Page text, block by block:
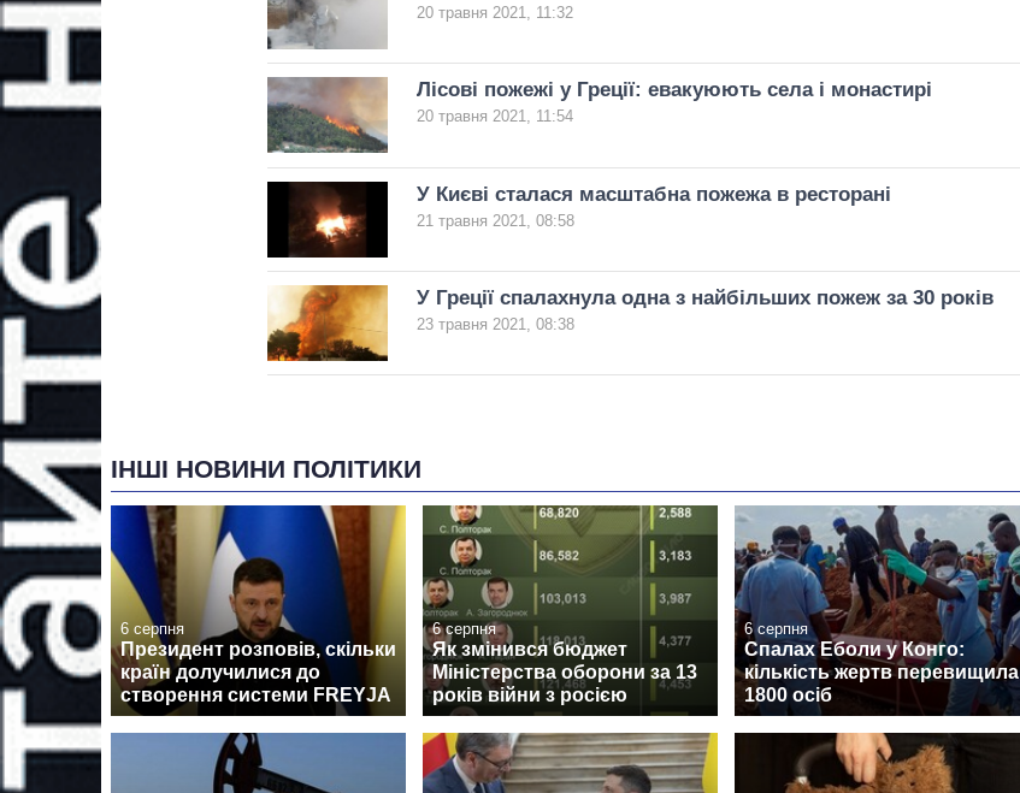
20 травня 2021, 11:32
Лісові пожежі у Греції: евакуюють села і монастирі
20 травня 2021, 11:54
У Києві сталася масштабна пожежа в ресторані
21 травня 2021, 08:58
У Греції спалахнула одна з найбільших пожеж за 30 років
23 травня 2021, 08:38
ІНШІ НОВИНИ ПОЛІТИКИ
6 серпня
Президент розповів, скільки
країн долучилися до
створення системи FREYJA
6 серпня
Як змінився бюджет
Міністерства оборони за 13
років війни з росією
6 серпня
Спалах Еболи у Конго:
кількість жертв перевищила
1800 осіб